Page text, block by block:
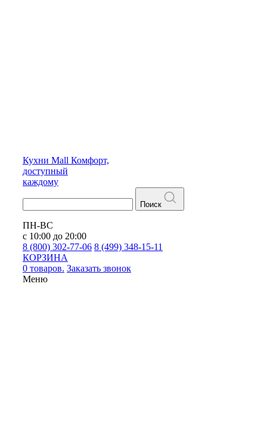
Кухни Mall Комфорт,
доступный
каждому
Поиск
ПН-ВС
с 10:00 до 20:00
8 (800) 302-77-06 8 (499) 348-15-11
КОРЗИНА
0 товаров. Заказать звонок
Меню